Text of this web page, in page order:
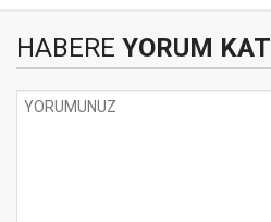
HABERE YORUM KAT